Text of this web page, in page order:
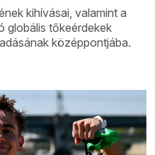
kihívásai, valamint a
globális tőkeérdekek
középpontjába.